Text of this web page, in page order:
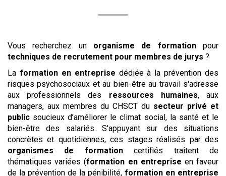
Vous recherchez un organisme de formationpour
techniques de recrutement pour membres de jurys ?
La formation en entreprise dédiée à la prévention des
risques psychosociaux et au bien-être au travail s'adresse
aux professionnels des ressources humaines, aux
managers, aux membres du CHSCT du secteur privé et
public soucieux d’améliorer le climat social, la santé et le
bien-être des salariés. S'appuyant sur des situations
concrètes et quotidiennes, ces stages réalisés par des
organismes de formationcertifiés traitent de
thématiques variées (formation en entreprise en faveur
de la prévention de la pénibilité, formation en entreprise